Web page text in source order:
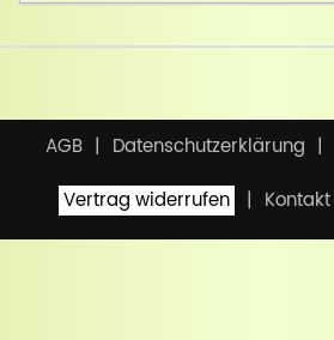
AGB Datenschutzerklärung
Vertrag widerrufen
Kontakt